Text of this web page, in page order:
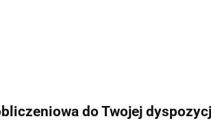
do Twojej